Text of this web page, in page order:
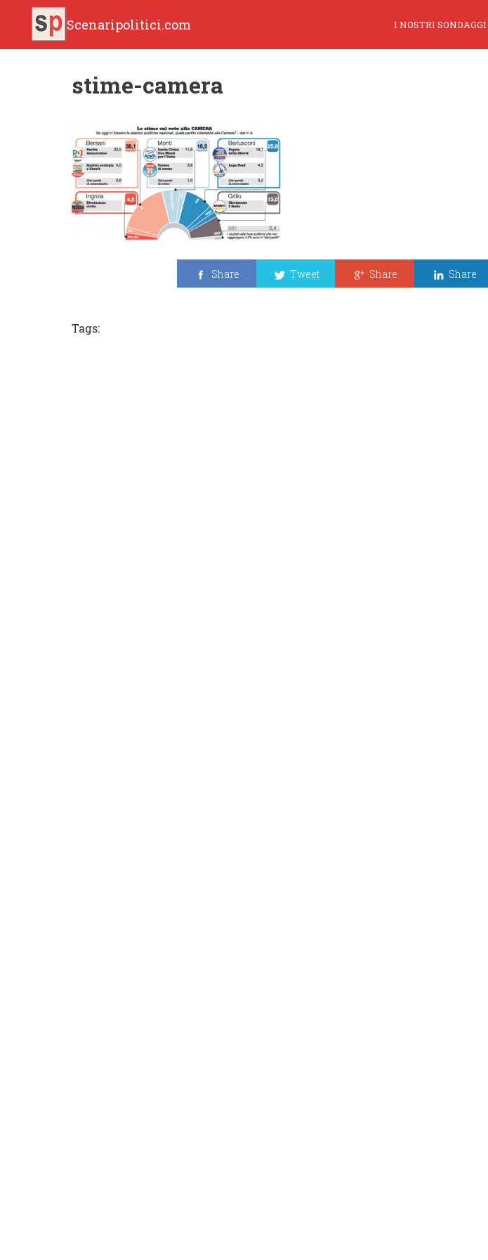
Scenaripolitici.com I NOSTRI SONDAGGI
stime-camera
Share Tweet Share Share
Tags: